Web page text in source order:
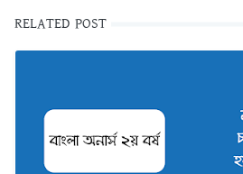
RELATED POST